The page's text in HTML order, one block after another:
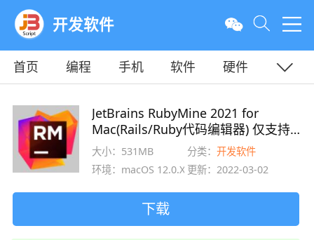
开发软件
首页 编程 手机 软件
硬件
JetBrains RubyMine 2021 for
Mac(Rails/Ruby代码编辑器) 仅支持
M1芯片 v2021.3.3 激活版
大小：531MB 分类：开发软件
环境：macOS 12.0.X 更新：2022-03-02
下载